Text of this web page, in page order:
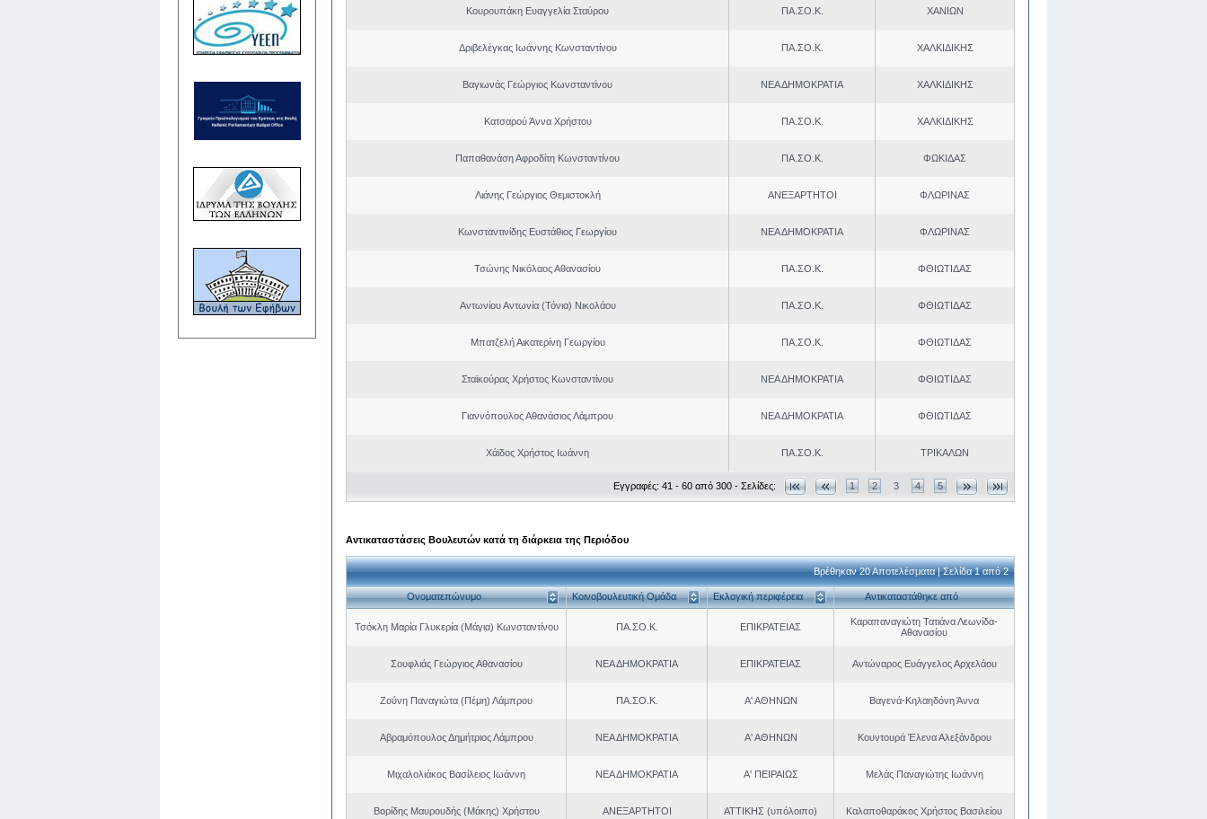
Κουρουπάκη Ευαγγελία Σταύρου ΠΑ.ΣΟ.Κ. ΧΑΝΙΩΝ
Δριβελέγκας Ιωάννης Κωνσταντίνου ΠΑ.ΣΟ.Κ. ΧΑΛΚΙΔΙΚΗΣ
Βαγιωνάς Γεώργιος Κωνσταντίνου ΝΕΑ ΔΗΜΟΚΡΑΤΙΑ ΧΑΛΚΙΔΙΚΗΣ
Κατσαρού Άννα Χρήστου ΠΑ.ΣΟ.Κ. ΧΑΛΚΙΔΙΚΗΣ
Παπαθανάση Αφροδίτη Κωνσταντίνου ΠΑ.ΣΟ.Κ. ΦΩΚΙΔΑΣ
Λιάνης Γεώργιος Θεμιστοκλή ΑΝΕΞΑΡΤΗΤΟΙ ΦΛΩΡΙΝΑΣ
Κωνσταντινίδης Ευστάθιος Γεωργίου ΝΕΑ ΔΗΜΟΚΡΑΤΙΑ ΦΛΩΡΙΝΑΣ
Τσώνης Νικόλαος Αθανασίου ΠΑ.ΣΟ.Κ. ΦΘΙΩΤΙΔΑΣ
Αντωνίου Αντωνία (Τόνια) Νικολάου ΠΑ.ΣΟ.Κ. ΦΘΙΩΤΙΔΑΣ
Μπατζελή Αικατερίνη Γεωργίου ΠΑ.ΣΟ.Κ. ΦΘΙΩΤΙΔΑΣ
Σταϊκούρας Χρήστος Κωνσταντίνου ΝΕΑ ΔΗΜΟΚΡΑΤΙΑ ΦΘΙΩΤΙΔΑΣ
Γιαννόπουλος Αθανάσιος Λάμπρου ΝΕΑ ΔΗΜΟΚΡΑΤΙΑ ΦΘΙΩΤΙΔΑΣ
Χάϊδος Χρήστος Ιωάννη ΠΑ.ΣΟ.Κ. ΤΡΙΚΑΛΩΝ
Εγγραφές: 41 - 60 από 300 - Σελίδες: 1 2 3 4 5
Αντικαταστάσεις Βουλευτών κατά τη διάρκεια της Περιόδου
Βρέθηκαν 20 Αποτελέσματα | Σελίδα 1 από 2
Ονοματεπώνυμο Κοινοβουλευτική Ομάδα Εκλογική περιφέρεια Αντικαταστάθηκε από
Τσόκλη Μαρία Γλυκερία (Μάγια) Κωνσταντίνου ΠΑ.ΣΟ.Κ. ΕΠΙΚΡΑΤΕΙΑΣ
Καραπαναγιώτη Τατιάνα Λεωνίδα-
Αθανασίου
Σουφλιάς Γεώργιος Αθανασίου ΝΕΑ ΔΗΜΟΚΡΑΤΙΑ ΕΠΙΚΡΑΤΕΙΑΣ Αντώναρος Ευάγγελος Αρχελάου
Ζούνη Παναγιώτα (Πέμη) Λάμπρου ΠΑ.ΣΟ.Κ. Α' ΑΘΗΝΩΝ Βαγενά-Κηλαηδόνη Άννα
Αβραμόπουλος Δημήτριος Λάμπρου ΝΕΑ ΔΗΜΟΚΡΑΤΙΑ Α' ΑΘΗΝΩΝ Κουντουρά Έλενα Αλεξάνδρου
Μιχαλολιάκος Βασίλειος Ιωάννη ΝΕΑ ΔΗΜΟΚΡΑΤΙΑ Α' ΠΕΙΡΑΙΩΣ Μελάς Παναγιώτης Ιωάννη
Βορίδης Μαυρουδής (Μάκης) Χρήστου ΑΝΕΞΑΡΤΗΤΟΙ ΑΤΤΙΚΗΣ (υπόλοιπο) Καλαποθαράκος Χρήστος Βασιλείου